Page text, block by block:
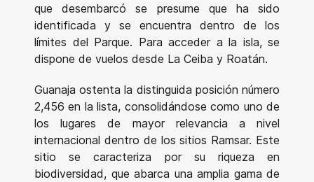
que desembarcó se presume que ha sido
identificada y se encuentra dentro de los
límites del Parque. Para acceder a la isla, se
dispone de vuelos desde La Ceiba y Roatán.
Guanaja ostenta la distinguida posición número
2,456 en la lista, consolidándose como uno de
los lugares de mayor relevancia a nivel
internacional dentro de los sitios Ramsar. Este
sitio se caracteriza por su riqueza en
biodiversidad, que abarca una amplia gama de